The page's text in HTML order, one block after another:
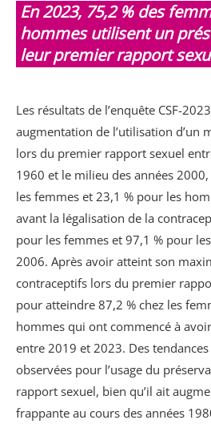
En 2023, 75,2 % des
hommes utilisent un
leur premier rapport
Les résultats de l’enquête CSF-
augmentation de l’utilisation d’un
lors du premier rapport sexuel
1960 et le milieu des années
les femmes et 23,1 % pour les
avant la légalisation de la
pour les femmes et 97,1 % pour
2006. Après avoir atteint son
contraceptifs lors du premier
pour atteindre 87,2 % chez les
hommes qui ont commencé à
entre 2019 et 2023. Des
observées pour l’usage du
rapport sexuel, bien qu’il ait
frappante au cours des années